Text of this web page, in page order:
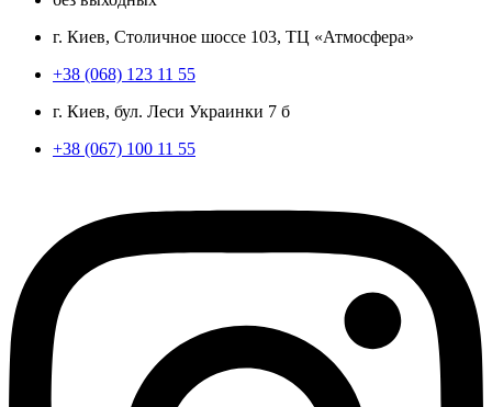
г. Киев, Столичное шоссе 103, ТЦ «Атмосфера»
+38 (068) 123 11 55
г. Киев, бул. Леси Украинки 7 б
+38 (067) 100 11 55